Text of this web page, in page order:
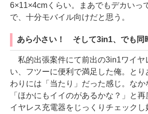
6×11×4cmくらい。まあでもデカいっ
で、十分モバイル向けだと思う。
あら小さい！ そして3in1、でも同
私的出張案件にて前出の3in1ワイヤ
い、フツーに便利で満足した俺。とり
わりには「当たり」だった感じ。な
「ほかにもイイのがあるかな？」と
イヤレス充電器をじっくりチェックし